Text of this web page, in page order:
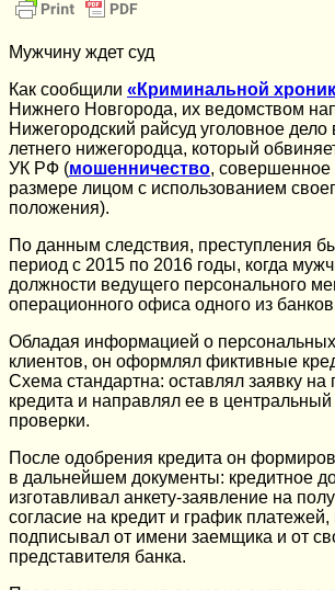
Мужчину ждет суд
Как сообщили «Криминальной
Нижнего Новгорода, их ведомством
Нижегородский райсуд уголовное
летнего нижегородца, который
УК РФ (мошенничество, совершенное
размере лицом с использованием
положения).
По данным следствия, преступления
период с 2015 по 2016 годы, когда
должности ведущего персонального
операционного офиса одного из
Обладая информацией о
клиентов, он оформлял фиктивные
Схема стандартна: оставлял заявку на
кредита и направлял ее в
проверки.
После одобрения кредита он
в дальнейшем документы: кредитное
изготавливал анкету-заявление на
согласие на кредит и график
подписывал от имени заемщика и от
представителя банка.